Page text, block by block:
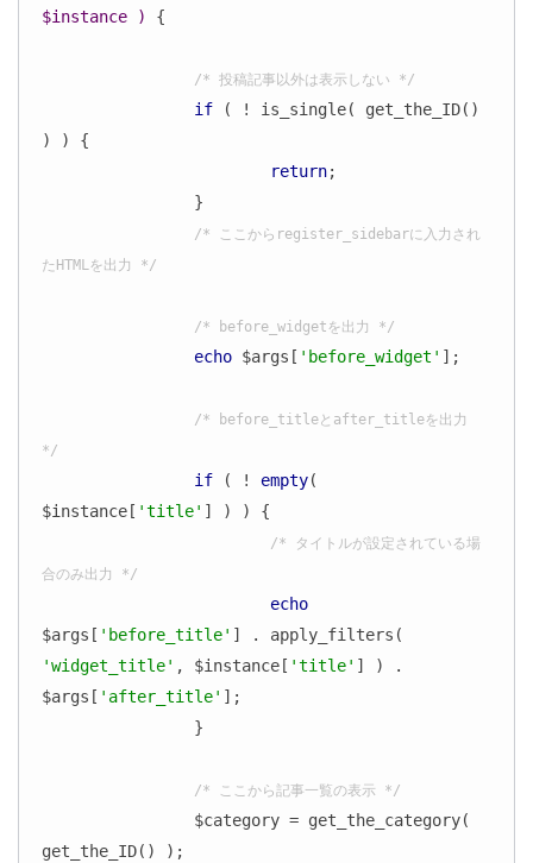
$instance )
{
/* 投稿記事以外は表示しない */
if ( ! is_single( get_the_ID()
) ) {
return;
/* ここからregister_sidebarに入力され
たHTMLを出力 */
/* before_widgetを出力 */
echo $args[ 'before_widget' ];
/* before_titleとafter_titleを出力
*/
if ( ! empty(
$instance[ 'title' ] ) ) {
/* タイトルが設定されている場
合のみ出力 */
echo
$args[ 'before_title'
'widget_title' , $instance[ 'title' ] ) .
$args[ 'after_title' ];
/* ここから記事一覧の表示 */
get_the_ID() );